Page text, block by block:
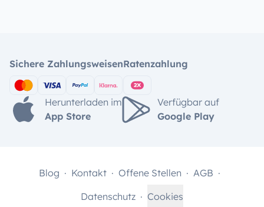
Sichere ZahlungsweisenRatenzahlung
Herunterladen im
App Store
Verfügbar auf
Google Play
Blog Kontakt Offene Stellen
AGB
Datenschutz
Cookies